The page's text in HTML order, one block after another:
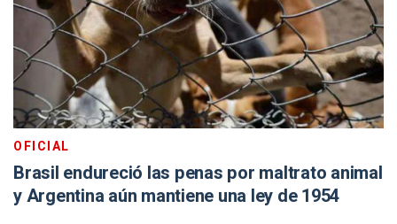
OFICIAL
Brasil endureció las penas por maltrato animal
y Argentina aún mantiene una ley de 1954